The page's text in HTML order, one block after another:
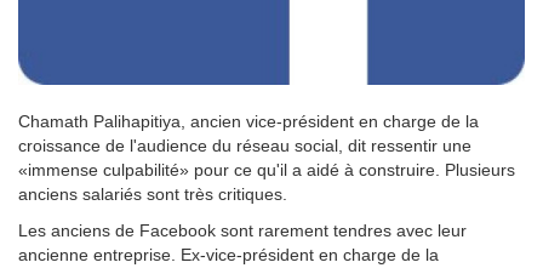
Chamath Palihapitiya, ancien vice-président en charge de la
croissance de l'audience du réseau social, dit ressentir une
«immense culpabilité» pour ce qu'il a aidé à construire. Plusieurs
anciens salariés sont très critiques.
Les anciens de Facebook sont rarement tendres avec leur
ancienne entreprise. Ex-vice-président en charge de la